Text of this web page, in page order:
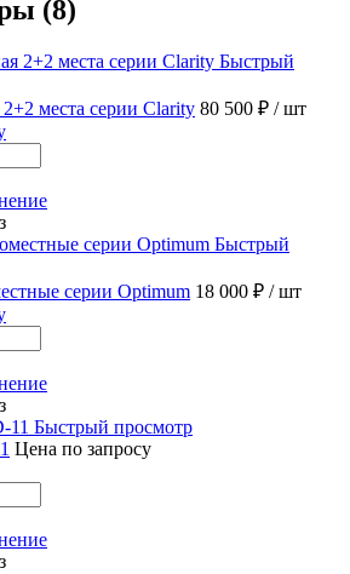
(8)
Быстрый
места серии Clarity 80 500 ₽ / шт
Быстрый
серии Optimum 18 000 ₽ / шт
Быстрый просмотр
Цена по запросу